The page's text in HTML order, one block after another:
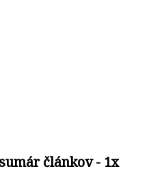
článkov - 1x